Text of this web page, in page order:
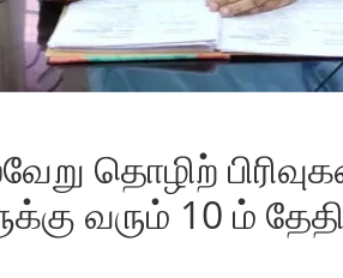
தொழிற்
வரும் 10 ம்